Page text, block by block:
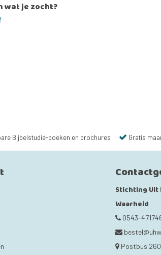
wat je zocht?
Bijbelstudie-boeken en brochures Gratis
Stichting Uit
Waarheid
0543-
Postbus